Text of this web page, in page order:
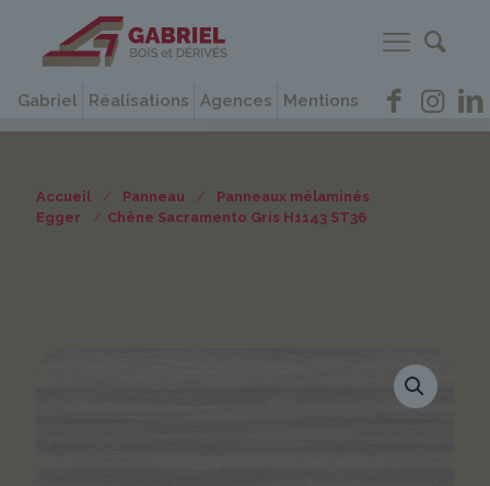
Gabriel Réalisations Agences Mentions
Accueil / Panneau /
Panneaux mélaminés
Egger
/ Chêne Sacramento Gris H1143 ST36